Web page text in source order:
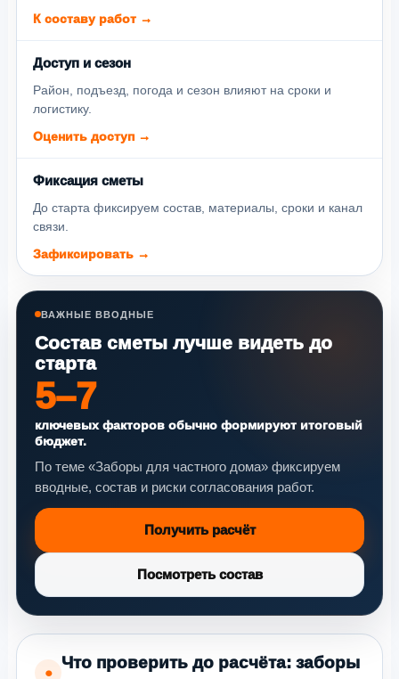
К составу работ →
Доступ и сезон
Район, подъезд, погода и сезон влияют на сроки и
логистику.
Оценить доступ →
Фиксация сметы
До старта фиксируем состав, материалы, сроки и канал
связи.
Зафиксировать →
ВАЖНЫЕ ВВОДНЫЕ
Состав сметы лучше видеть до
старта
5–7
ключевых факторов обычно формируют итоговый
бюджет.
По теме «Заборы для частного дома» фиксируем
вводные, состав и риски согласования работ.
Получить расчёт
Посмотреть состав
●
Что проверить до расчёта: заборы